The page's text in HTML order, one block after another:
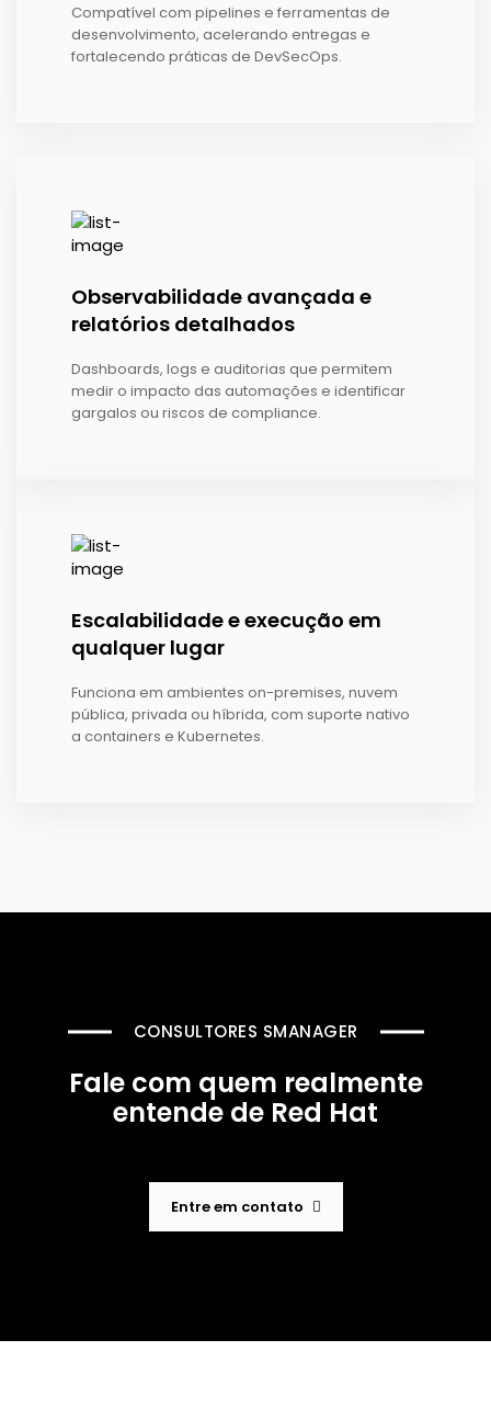
Compatível com pipelines e ferramentas de
desenvolvimento, acelerando entregas e
fortalecendo práticas de DevSecOps.
Observabilidade avançada e
relatórios detalhados
Dashboards, logs e auditorias que permitem
medir o impacto das automações e identificar
gargalos ou riscos de compliance.
Escalabilidade e execução em
qualquer lugar
Funciona em ambientes on-premises, nuvem
pública, privada ou híbrida, com suporte nativo
a containers e Kubernetes.
CONSULTORES SMANAGER
Fale com quem realmente
entende de Red Hat
Entre em contato